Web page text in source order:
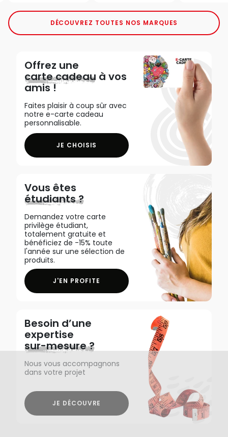
DÉCOUVREZ TOUTES NOS MARQUES
Offrez une
carte cadeau à vos
amis !
Faites plaisir à coup sûr avec
notre e-carte cadeau
personnalisable.
JE CHOISIS
Vous êtes
étudiants ?
Demandez votre carte
privilège étudiant,
totalement gratuite et
bénéficiez de -15% toute
l'année sur une sélection de
produits.
J'EN PROFITE
Besoin d’une
expertise
sur-mesure ?
Nous vous accompagnons
dans votre projet
JE DÉCOUVRE